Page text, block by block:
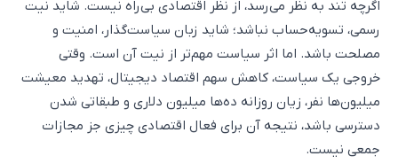
اگرچه تند به نظر می‌رسد، از نظر اقتصادی بی‌راه نیست. شاید نیت
رسمی، تسویه‌حساب نباشد؛ شاید زبان سیاست‌گذار، امنیت و
مصلحت باشد. اما اثر سیاست مهم‌تر از نیت آن است. وقتی
خروجی یک سیاست، کاهش سهم اقتصاد دیجیتال، تهدید معیشت
میلیون‌ها نفر، زیان روزانه ده‌ها میلیون دلاری و طبقاتی شدن
دسترسی باشد، نتیجه آن برای فعال اقتصادی چیزی جز مجازات
جمعی نیست.